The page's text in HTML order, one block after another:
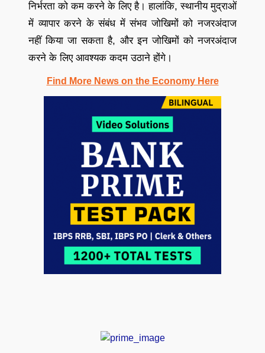
निर्भरता को कम करने के लिए है। हालांकि, स्थानीय मुद्राओं
में व्यापार करने के संबंध में संभव जोखिमों को नजरअंदाज
नहीं किया जा सकता है, और इन जोखिमों को नजरअंदाज
करने के लिए आवश्यक कदम उठाने होंगे।
Find More News on the Economy Here